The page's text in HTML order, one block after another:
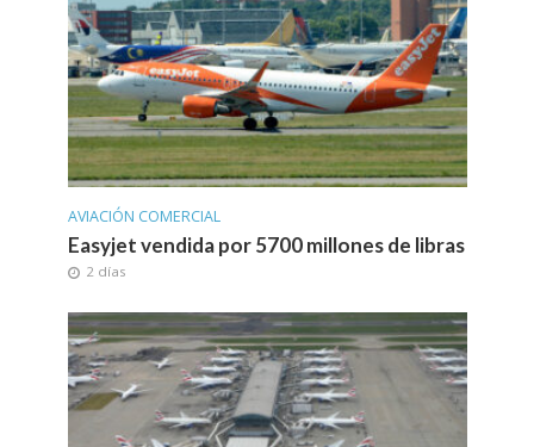
AVIACIÓN COMERCIAL
Easyjet vendida por 5700 millones de libras
2 días